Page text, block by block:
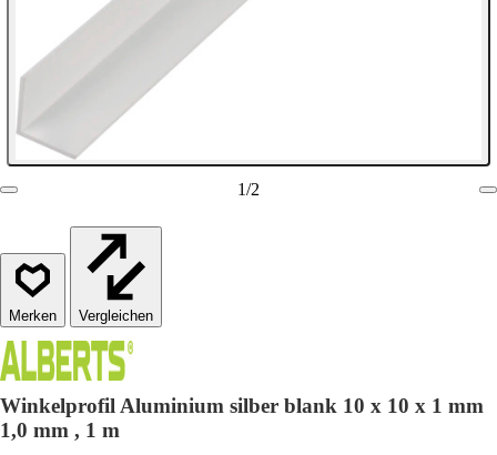
1/2
Vergleichen
Winkelprofil Aluminium silber blank 10 x 10 x 1 mm
1,0 mm , 1 m